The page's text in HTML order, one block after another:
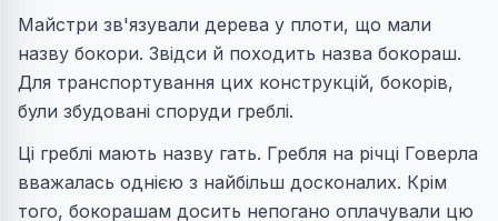
Майстри зв'язували дерева у плоти, що мали
назву бокори. Звідси й походить назва бокораш.
Для транспортування цих конструкцій, бокорів,
були збудовані споруди греблі.
Ці греблі мають назву гать. Гребля на річці Говерла
вважалась однією з найбільш досконалих. Крім
того, бокорашам досить непогано оплачували цю